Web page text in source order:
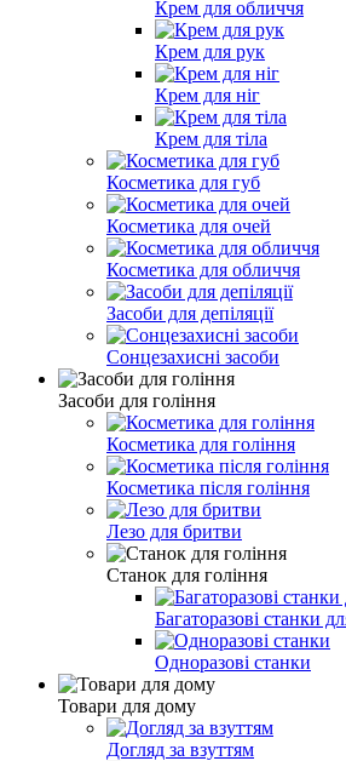
Крем для обличчя
Крем для рук
Крем для ніг
Крем для тіла
Косметика для губ
Косметика для очей
Косметика для обличчя
Засоби для депіляції
Сонцезахисні засоби
Засоби для гоління
Косметика для гоління
Косметика після гоління
Лезо для бритви
Станок для гоління
Багаторазові станки
Одноразові станки
Товари для дому
Догляд за взуттям